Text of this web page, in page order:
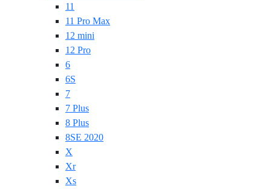
11
11 Pro Max
12 mini
12 Pro
6
6S
7
7 Plus
8 Plus
8SE 2020
X
Xr
Xs